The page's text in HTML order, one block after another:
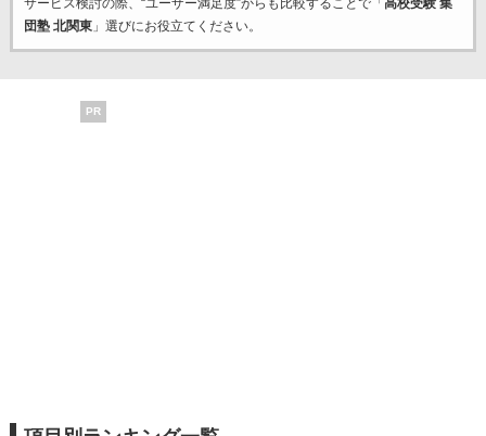
サービス検討の際、“ユーザー満足度”からも比較することで「 高校受験 集
団塾 北関東」選びにお役立てください。
PR